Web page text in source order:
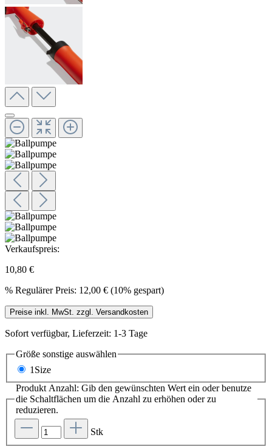
Verkaufspreis:
10,80 €
% Regulärer Preis: 12,00 € (10% gespart)
Preise inkl. MwSt. zzgl. Versandkosten
Sofort verfügbar, Lieferzeit: 1-3 Tage
Größe sonstige auswählen
1Size
Produkt Anzahl: Gib den gewünschten Wert ein oder benutze
die Schaltflächen um die Anzahl zu erhöhen oder zu
reduzieren.
Stk